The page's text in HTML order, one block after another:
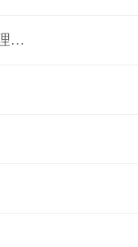
为中国人民谋幸福 为中华民族谋复兴——党的十八大以来以习近平同志为核心的党中央治国理政纪实